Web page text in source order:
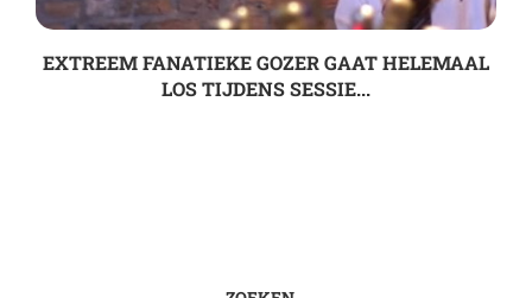
EXTREEM FANATIEKE GOZER GAAT HELEMAAL
LOS TIJDENS SESSIE...